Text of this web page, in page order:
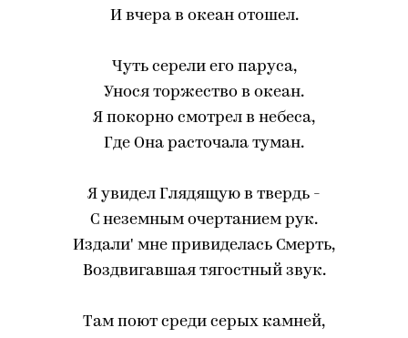
И вчера в океан отошел.
Чуть серели его паруса,
Унося торжество в океан.
Я покорно смотрел в небеса,
Где Она расточала туман.
Я увидел Глядящую в твердь -
С неземным очертанием рук.
Издали' мне привиделась Смерть,
Воздвигавшая тягостный звук.
Там поют среди серых камней,